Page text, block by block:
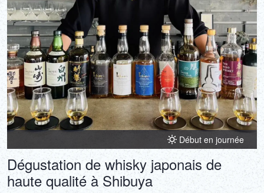
Début en journée
Dégustation de whisky japonais de
haute qualité à Shibuya